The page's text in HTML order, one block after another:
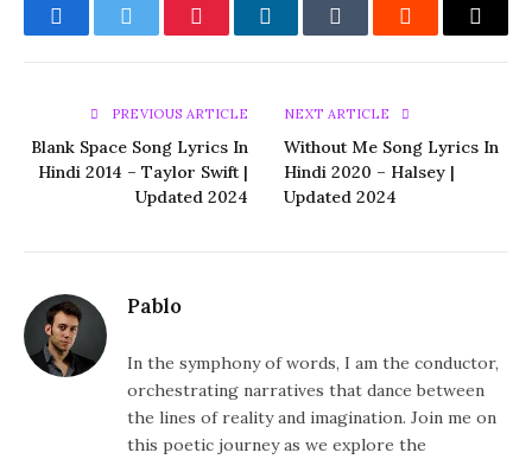
FacebookTwitter PinterestLinkedInTumblr Reddit Email
PREVIOUS ARTICLE
Blank Space Song Lyrics In
Hindi 2014 – Taylor Swift |
Updated 2024
NEXT ARTICLE
Without Me Song Lyrics In
Hindi 2020 – Halsey |
Updated 2024
Pablo
In the symphony of words, I am the conductor,
orchestrating narratives that dance between
the lines of reality and imagination. Join me on
this poetic journey as we explore the